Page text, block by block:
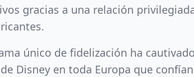
gracias a una relación
único de fidelización ha
Disney en toda Europa que